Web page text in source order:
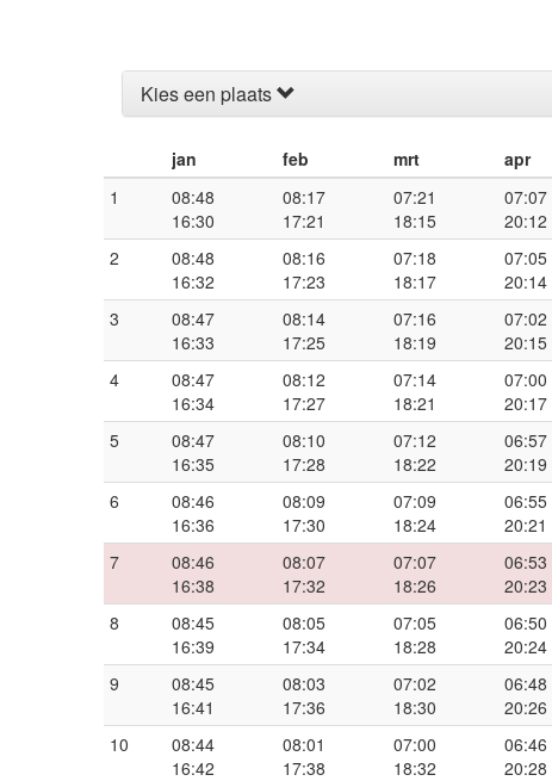
Kies een plaats
jan feb mrt apr
1
08:48
16:30
08:17
17:21
07:21
18:15
07:07
20:12
2
08:48
16:32
08:16
17:23
07:18
18:17
07:05
20:14
3
08:47
16:33
08:14
17:25
07:16
18:19
07:02
20:15
4
08:47
16:34
08:12
17:27
07:14
18:21
07:00
20:17
5
08:47
16:35
08:10
17:28
07:12
18:22
06:57
20:19
6
08:46
16:36
08:09
17:30
07:09
18:24
06:55
20:21
7
08:46
16:38
08:07
17:32
07:07
18:26
06:53
20:23
8
08:45
16:39
08:05
17:34
07:05
18:28
06:50
20:24
9
08:45
16:41
08:03
17:36
07:02
18:30
06:48
20:26
10
08:44
16:42
08:01
17:38
07:00
18:32
06:46
20:28